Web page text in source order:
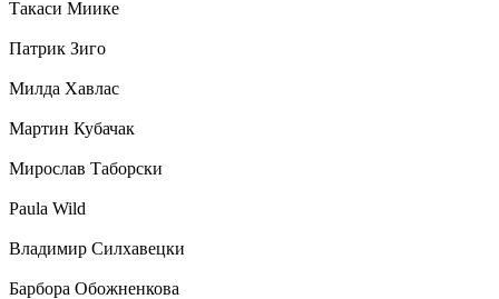
Такаси Миике
Патрик Зиго
Милда Хавлас
Мартин Кубачак
Мирослав Таборски
Paula Wild
Владимир Силхавецки
Барбора Обожненкова